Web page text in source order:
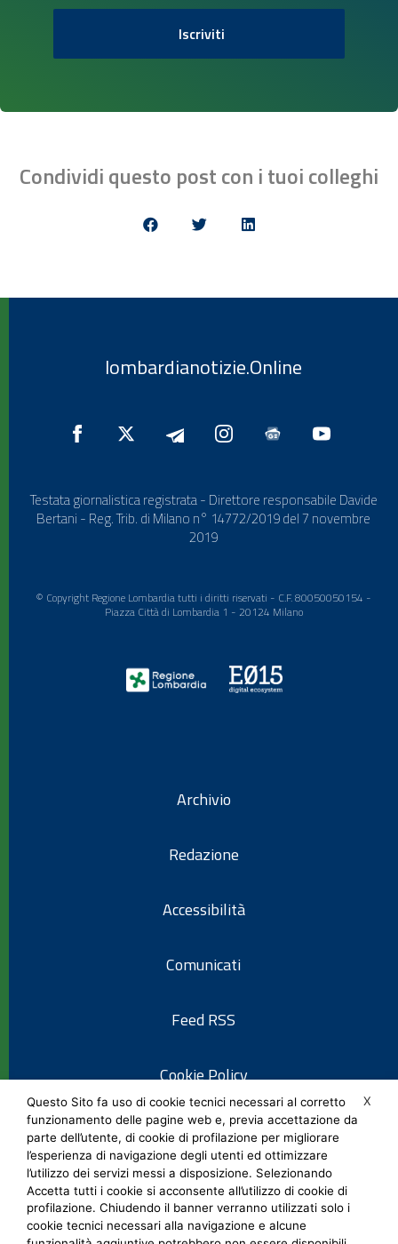
Iscriviti
Condividi questo post con i tuoi colleghi
lombardianotizie.Online
Testata giornalistica registrata - Direttore responsabile Davide
Bertani - Reg. Trib. di Milano n° 14772/2019 del 7 novembre
2019
© Copyright Regione Lombardia tutti i diritti riservati - C.F. 80050050154 -
Piazza Città di Lombardia 1 - 20124 Milano
Archivio
Redazione
Accessibilità
Comunicati
Feed RSS
Cookie Policy
Informativa privacy
Note legali
X
Questo Sito fa uso di cookie tecnici necessari al corretto
funzionamento delle pagine web e, previa accettazione da
parte dell’utente, di cookie di profilazione per migliorare
l’esperienza di navigazione degli utenti ed ottimizzare
l’utilizzo dei servizi messi a disposizione. Selezionando
Accetta tutti i cookie si acconsente all’utilizzo di cookie di
profilazione. Chiudendo il banner verranno utilizzati solo i
cookie tecnici necessari alla navigazione e alcune